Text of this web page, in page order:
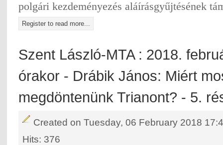
polgári kezdeményezés aláírásgyűjtésének
Register to read more...
Szent László-MTA : 2018.
órakor - Drábik János: Miért
megdöntenünk Trianont? - 5.
Created on Tuesday, 06 February 2018
Hits: 376